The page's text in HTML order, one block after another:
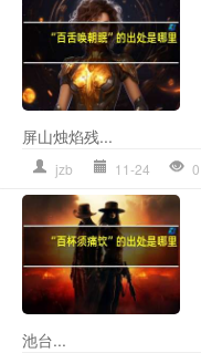
屏山烛焰残...
jzb 11-24 0
池台...